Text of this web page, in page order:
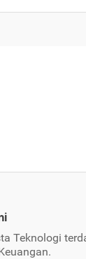
Teknologi